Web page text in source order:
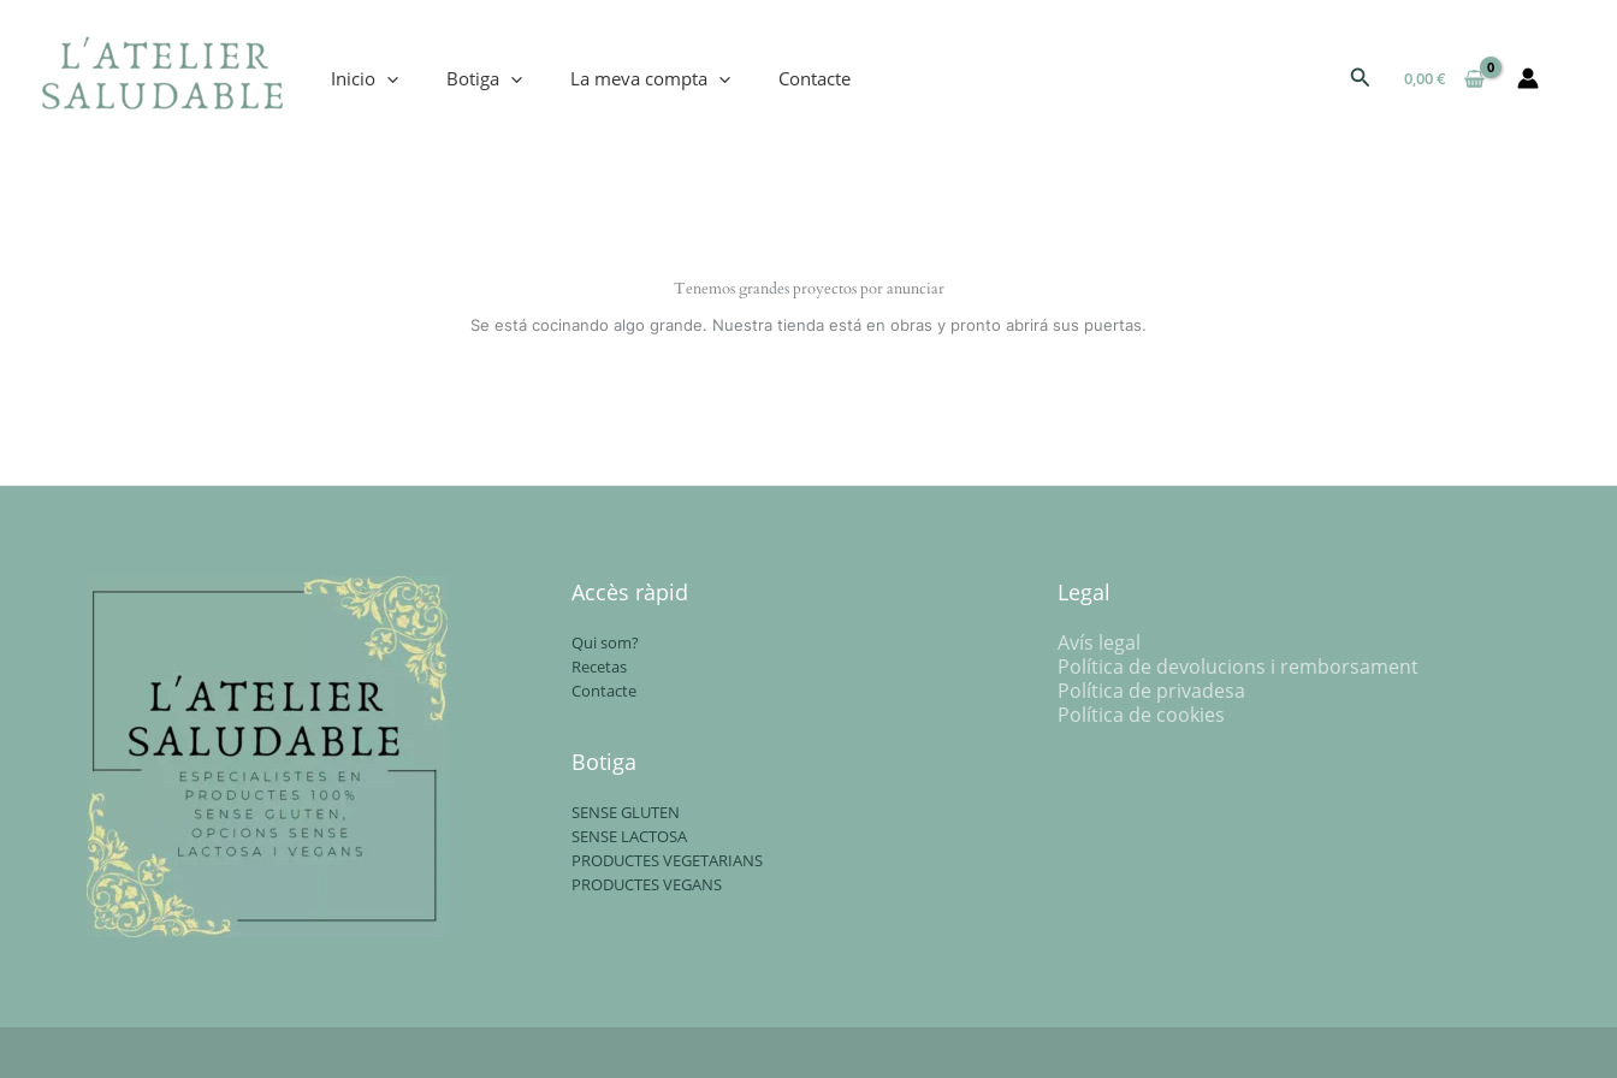
contenido
Inicio Botiga La meva compta Contacte Buscar0,00€
Tenemos grandes proyectos por anunciar
Se está cocinando algo grande. Nuestra tienda está en obras y pronto abrirá sus puertas.
Accès ràpid
Qui som?
Recetas
Contacte
Botiga
SENSE GLUTEN
SENSE LACTOSA
PRODUCTES VEGETARIANS
PRODUCTES VEGANS
Legal
Avís legal
Política de devolucions i remborsament
Política de privadesa
Política de cookies